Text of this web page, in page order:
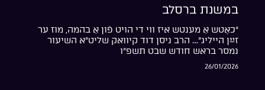
במשנת ברסלב
“כאָטש אַ מענטש איז ווי די הויט פֿון אַ בהמה, מוז ער
זײַן הייליג”… הרב ניסן דוד קיוואק שליט”א השיעור
נמסר בראש חודש שבט תשפ”ו
26/01/2026